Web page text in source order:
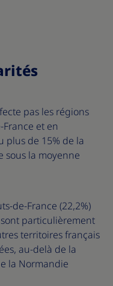
pas les régions
et en
plus de 15% de la
sous la moyenne
de-France (22,2%)
sont particulièrement
territoires français
au-delà de la
la Normandie